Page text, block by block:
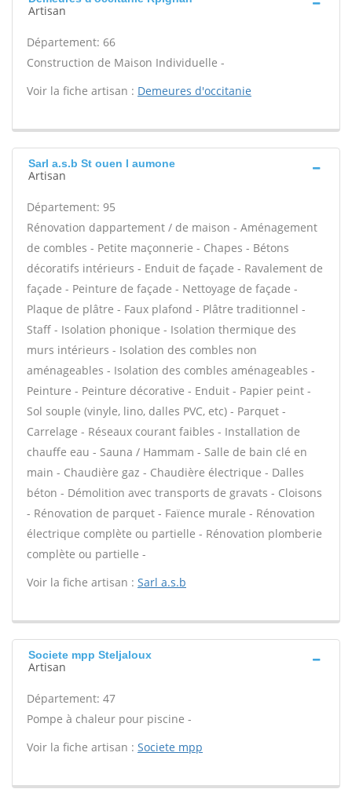
Artisan
Département: 66
Construction de Maison Individuelle -
Voir la fiche artisan : Demeures d'occitanie
Sarl a.s.b St ouen l aumone
Artisan
Département: 95
Rénovation dappartement / de maison - Aménagement
de combles - Petite maçonnerie - Chapes - Bétons
décoratifs intérieurs - Enduit de façade - Ravalement de
façade - Peinture de façade - Nettoyage de façade -
Plaque de plâtre - Faux plafond - Plâtre traditionnel -
Staff - Isolation phonique - Isolation thermique des
murs intérieurs - Isolation des combles non
aménageables - Isolation des combles aménageables -
Peinture - Peinture décorative - Enduit - Papier peint -
Sol souple (vinyle, lino, dalles PVC, etc) - Parquet -
Carrelage - Réseaux courant faibles - Installation de
chauffe eau - Sauna / Hammam - Salle de bain clé en
main - Chaudière gaz - Chaudière électrique - Dalles
béton - Démolition avec transports de gravats - Cloisons
- Rénovation de parquet - Faïence murale - Rénovation
électrique complète ou partielle - Rénovation plomberie
complète ou partielle -
Voir la fiche artisan : Sarl a.s.b
Societe mpp Steljaloux
Artisan
Département: 47
Pompe à chaleur pour piscine -
Voir la fiche artisan : Societe mpp